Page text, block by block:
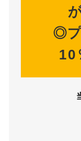
◎プ
10